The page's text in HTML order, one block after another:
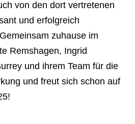
von den dort vertretenen
und erfolgreich
zuhause im
Remshagen, Ingrid
und ihrem Team für die
und freut sich schon auf